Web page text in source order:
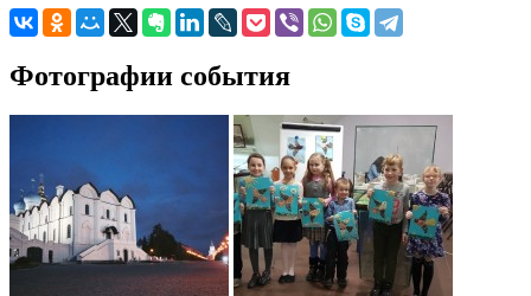
Фотографии события